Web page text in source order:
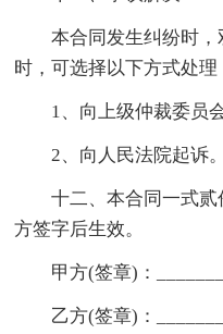
本合同发生纠纷时，
时，可选择以下方式处理
1、向上级仲裁委员会
2、向人民法院起诉。
十二、本合同一式贰
方签字后生效。
甲方(签章)：
乙方(签章)：